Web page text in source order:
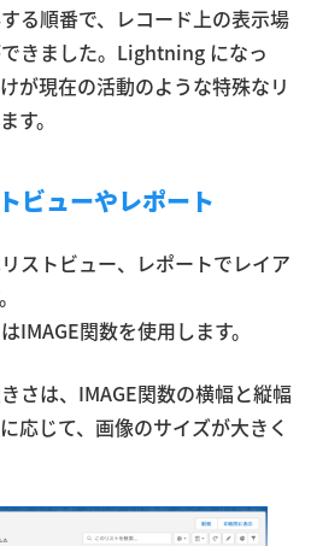
る順番で、レコード上の表示場
きました。Lightning になっ
が現在の活動のような特殊なリ
す。
ビューやレポート
ストビュー、レポートでレイア
IMAGE関数を使用します。
さは、IMAGE関数の横幅と縦幅
応じて、画像のサイズが大きく